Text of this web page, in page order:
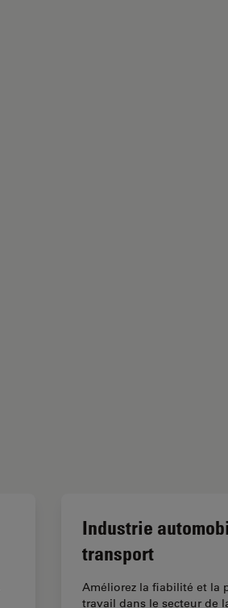
Industrie
transport
Améliorez la fiabilité et la
travail dans le secteur de